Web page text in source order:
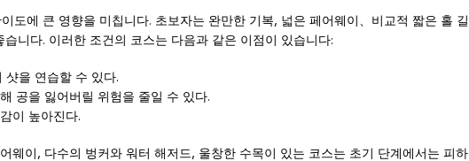
도에 큰 영향을 미칩니다. 초보자는 완만한 기복, 넓은 페어웨이、비교적 짧은 홀 길
니다. 이러한 조건의 코스는 다음과 같은 이점이 있습니다:
샷을 연습할 수 있다.
공을 잃어버릴 위험을 줄일 수 있다.
이 높아진다.
웨이, 다수의 벙커와 워터 해저드, 울창한 수목이 있는 코스는 초기 단계에서는 피하